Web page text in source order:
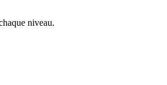
niveau.